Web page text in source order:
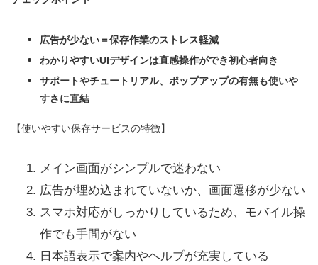
広告が少ない＝保存作業のストレス軽減
わかりやすいUIデザインは直感操作ができ初心者向き
サポートやチュートリアル、ポップアップの有無も使いや
すさに直結
【使いやすい保存サービスの特徴】
メイン画面がシンプルで迷わない
広告が埋め込まれていないか、画面遷移が少ない
スマホ対応がしっかりしているため、モバイル操
作でも手間がない
日本語表示で案内やヘルプが充実している